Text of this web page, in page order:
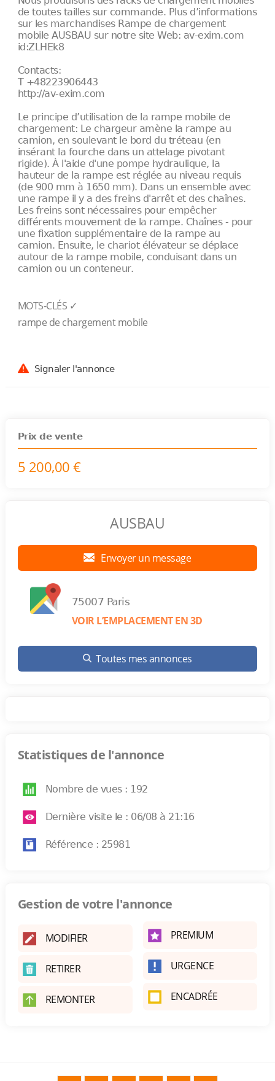
de toutes tailles sur commande. Plus d’informations
sur les marchandises Rampe de chargement
mobile AUSBAU sur notre site Web: av-exim.com
id:ZLHEk8
Contacts:
T +48223906443
http://av-exim.com
Le principe d’utilisation de la rampe mobile de
chargement: Le chargeur amène la rampe au
camion, en soulevant le bord du tréteau (en
insérant la fourche dans un attelage pivotant
rigide). À l'aide d'une pompe hydraulique, la
hauteur de la rampe est réglée au niveau requis
(de 900 mm à 1650 mm). Dans un ensemble avec
une rampe il y a des freins d'arrêt et des chaînes.
Les freins sont nécessaires pour empêcher
différents mouvement de la rampe. Chaînes - pour
une fixation supplémentaire de la rampe au
camion. Ensuite, le chariot élévateur se déplace
autour de la rampe mobile, conduisant dans un
camion ou un conteneur.
MOTS-CLÉS ✓
rampe de chargement mobile
Signaler l'annonce
Prix de vente
5 200,00 €
AUSBAU
Envoyer un message
75007 Paris
VOIR L’EMPLACEMENT EN 3D
Toutes mes annonces
Statistiques de l'annonce
Nombre de vues : 192
Dernière visite le : 06/08 à 21:16
Référence : 25981
Gestion de votre l'annonce
MODIFIER
RETIRER
REMONTER
PREMIUM
URGENCE
ENCADRÉE